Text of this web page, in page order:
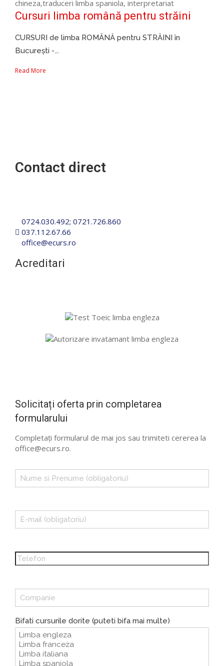
Cursuri limba română pentru străini
CURSURI de limba ROMÂNĂ pentru STRĂINI în
București -...
Read More
Contact direct
0724.030.492; 0721.726.860
037.112.67.66
office@ecurs.ro
Acreditari
Solicitați oferta prin completarea
formularului
Completați formularul de mai jos sau trimiteti cererea la
office@ecurs.ro.
Bifati cursurile dorite (puteti bifa mai multe)